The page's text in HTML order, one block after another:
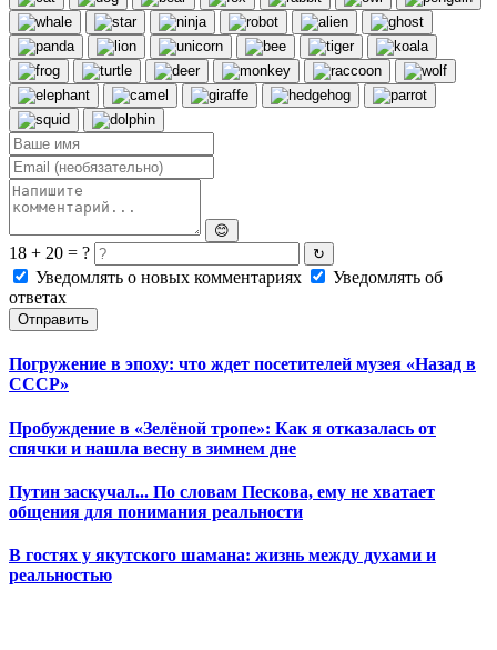
😊
18 + 20 = ? ↻
Уведомлять о новых комментариях
Уведомлять об
ответах
Отправить
Погружение в эпоху: что ждет посетителей музея «Назад в
СССР»
Пробуждение в «Зелёной тропе»: Как я отказалась от
спячки и нашла весну в зимнем дне
Путин заскучал... По словам Пескова, ему не хватает
общения для понимания реальности
В гостях у якутского шамана: жизнь между духами и
реальностью